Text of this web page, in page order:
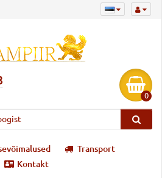
0
Transport
Kontakt